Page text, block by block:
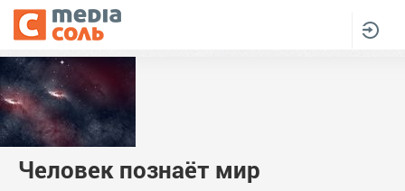
Человек познаёт мир